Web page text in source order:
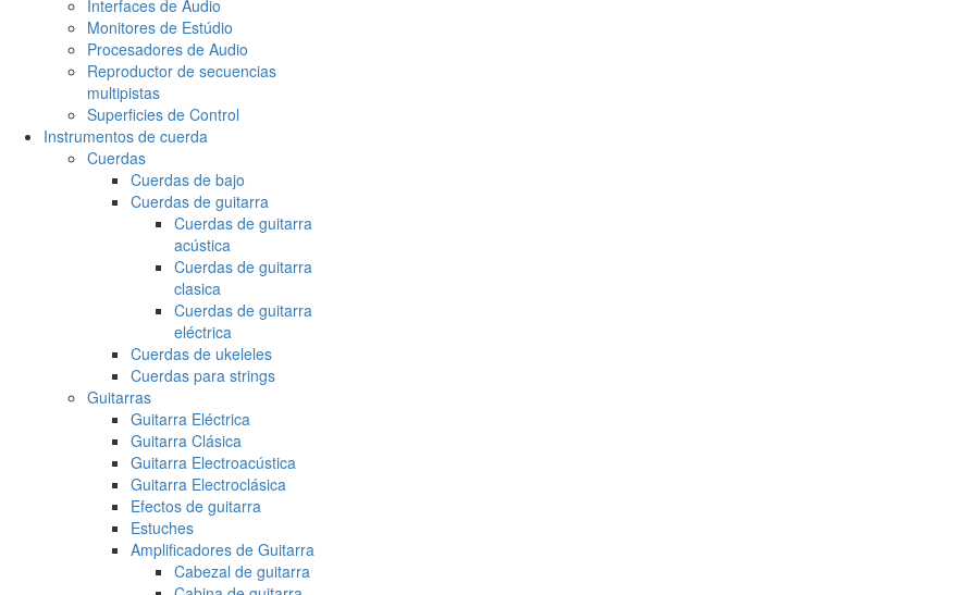
Interfaces de Audio
Monitores de Estúdio
Procesadores de Audio
Reproductor de secuencias
multipistas
Superficies de Control
Instrumentos de cuerda
Cuerdas
Cuerdas de bajo
Cuerdas de guitarra
Cuerdas de guitarra
acústica
Cuerdas de guitarra
clasica
Cuerdas de guitarra
eléctrica
Cuerdas de ukeleles
Cuerdas para strings
Guitarras
Guitarra Eléctrica
Guitarra Clásica
Guitarra Electroacústica
Guitarra Electroclásica
Efectos de guitarra
Estuches
Amplificadores de Guitarra
Cabezal de guitarra